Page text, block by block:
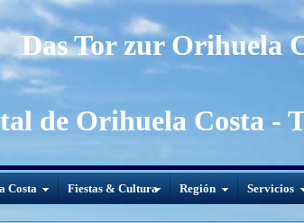
Das Tor zur Orihuela
de Orihuela Costa -
Costa Fiestas & Cultura Región Servicios